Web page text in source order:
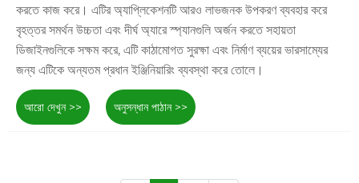
করতে কাজ করে। এটির অ্যাপ্লিকেশনটি আরও লাভজনক উপকরণ ব্যবহার করে
বৃহত্তর সমর্থন উচ্চতা এবং দীর্ঘ অ্যারে স্প্যানগুলি অর্জন করতে সহায়তা
ডিজাইনগুলিকে সক্ষম করে, এটি কাঠামোগত সুরক্ষা এবং নির্মাণ ব্যয়ের ভারসাম্যের
জন্য এটিকে অন্যতম প্রধান ইঞ্জিনিয়ারিং ব্যবস্থা করে তোলে।
আরো দেখুন >> অনুসন্ধান পাঠান >>